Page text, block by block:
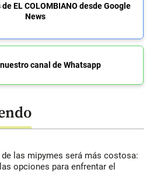
EL COLOMBIANO desde Google
News
canal de Whatsapp
de las mipymes será más costosa:
opciones para enfrentar el